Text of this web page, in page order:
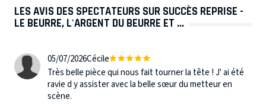
LES AVIS DES SPECTATEURS SUR SUCCÈS REPRISE -
LE BEURRE, L'ARGENT DU BEURRE ET ...
05/07/2026Cécile
Très belle pièce qui nous fait tourner la tête ! J' ai été
ravie d y assister avec la belle sœur du metteur en
scène.